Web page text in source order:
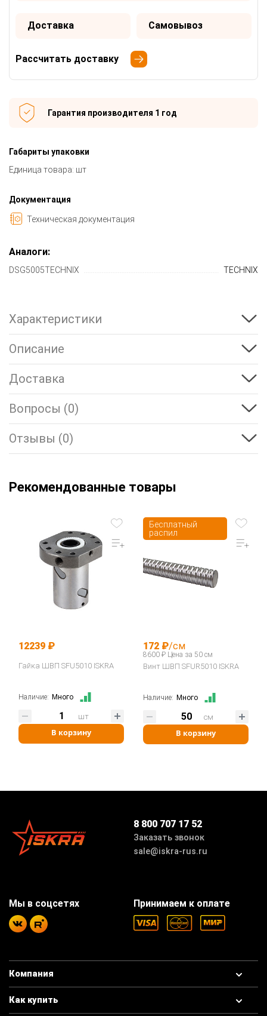
Доставка Самовывоз
Рассчитать доставку
Гарантия производителя 1 год
Габариты упаковки
Единица товара: шт
Документация
Техническая документация
Аналоги:
DSG5005TECHNIX TECHNIX
Характеристики
Описание
Доставка
Вопросы (0)
Отзывы (0)
Рекомендованные товары
12239 ₽
Гайка ШВП SFU5010 ISKRA
Наличие: Много
В корзину
шт
Бесплатный
распил
172 ₽/см
8600 ₽ Цена за 50 см
Винт ШВП SFUR5010 ISKRA
Наличие: Много
В корзину
см
8 800 707 17 52
Заказать звонок
sale@iskra-rus.ru
Компания
Как купить
Принимаем к оплате
Мы в соцсетях